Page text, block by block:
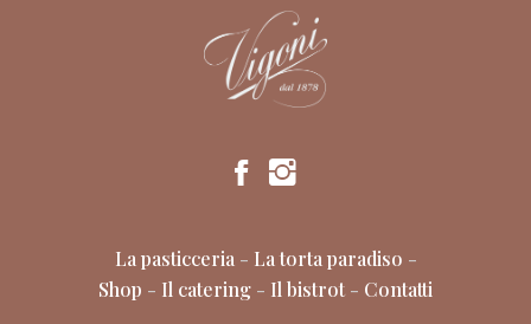
La pasticceria - La torta paradiso -
Shop - Il catering - Il bistrot- Contatti